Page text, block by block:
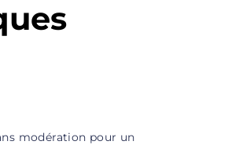
modération pour un